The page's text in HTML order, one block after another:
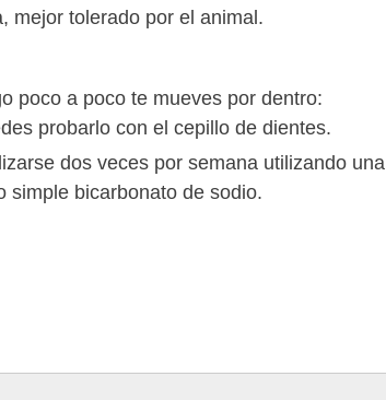
mejor tolerado por el animal.
poco a poco te mueves por dentro:
probarlo con el cepillo de dientes.
dos veces por semana utilizando una
simple bicarbonato de sodio.